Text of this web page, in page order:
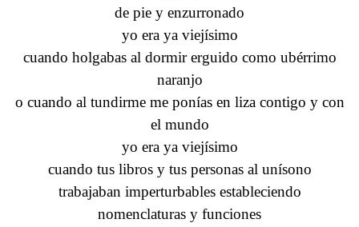
de pie y enzurronado
yo era ya viejísimo
cuando holgabas al dormir erguido como ubérrimo
naranjo
o cuando al tundirme me ponías en liza contigo y con
el mundo
yo era ya viejísimo
cuando tus libros y tus personas al unísono
trabajaban imperturbables estableciendo
nomenclaturas y funciones